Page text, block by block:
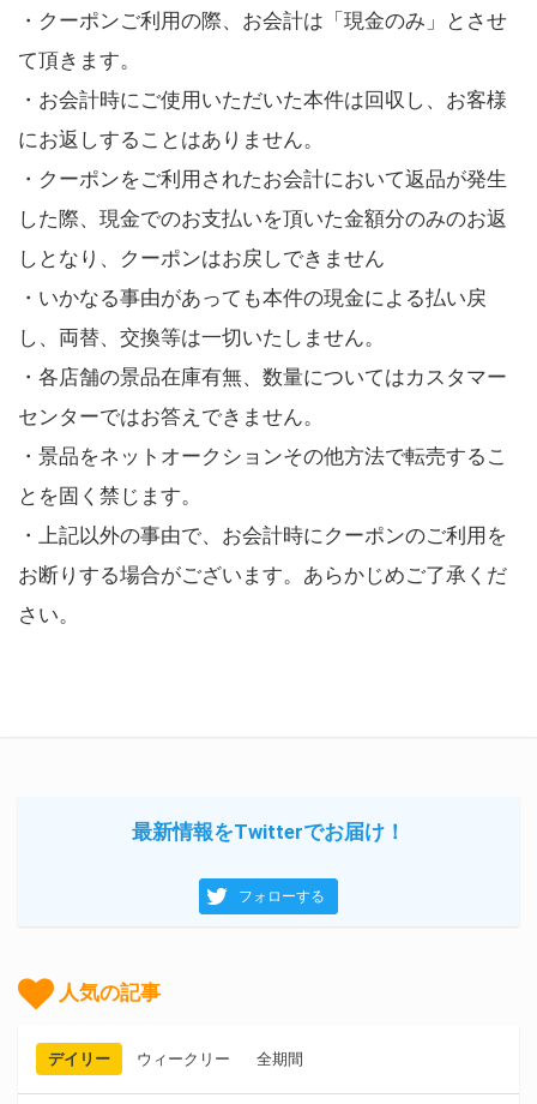
・クーポンご利用の際、お会計は「現金のみ」とさせ
て頂きます。
・お会計時にご使用いただいた本件は回収し、お客様
にお返しすることはありません。
・クーポンをご利用されたお会計において返品が発生
した際、現金でのお支払いを頂いた金額分のみのお返
しとなり、クーポンはお戻しできません
・いかなる事由があっても本件の現金による払い戻
し、両替、交換等は一切いたしません。
・各店舗の景品在庫有無、数量についてはカスタマー
センターではお答えできません。
・景品をネットオークションその他方法で転売するこ
とを固く禁じます。
・上記以外の事由で、お会計時にクーポンのご利用を
お断りする場合がございます。あらかじめご了承くだ
さい。
最新情報をTwitterでお届け！
フォローする
人気の記事
デイリー ウィークリー 全期間